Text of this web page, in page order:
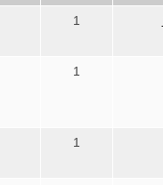
1
1
1